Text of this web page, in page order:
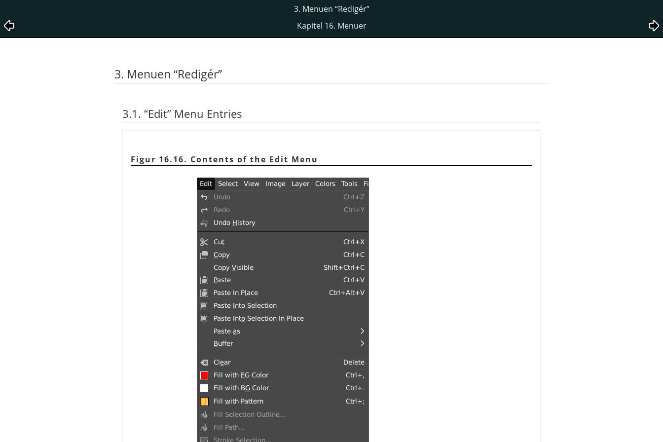
3. Menuen “Redigér”
Kapitel 16. Menuer
3. Menuen “Redigér”
3.1. “Edit” Menu Entries
Figur 16.16. Contents of the Edit Menu